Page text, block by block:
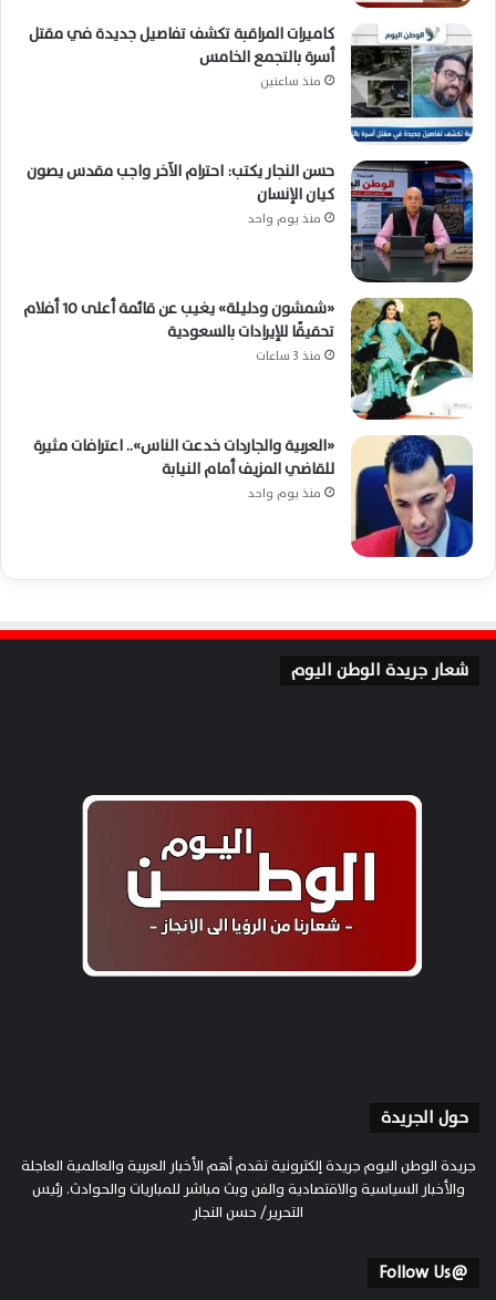
كاميرات المراقبة تكشف تفاصيل جديدة في مقتل
أسرة بالتجمع الخامس
منذ ساعتين
حسن النجار يكتب: احترام الآخر واجب مقدس يصون
كيان الإنسان
منذ يوم واحد
«شمشون ودليلة» يغيب عن قائمة أعلى 10 أفلام
تحقيقًا للإيرادات بالسعودية
منذ 3 ساعات
«العربية والجاردات خدعت الناس».. اعترافات مثيرة
للقاضي المزيف أمام النيابة
منذ يوم واحد
شعار جريدة الوطن اليوم
حول الجريدة
جريدة الوطن اليوم جريدة إلكترونية تقدم أهم الأخبار العربية والعالمية العاجلة
والأخبار السياسية والاقتصادية والفن وبث مباشر للمباريات والحوادث. رئيس
التحرير/ حسن النجار
@Follow Us